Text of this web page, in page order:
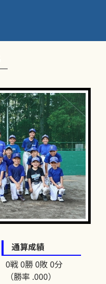
通算成績
0戦 0勝 0敗 0分
（勝率 .000）